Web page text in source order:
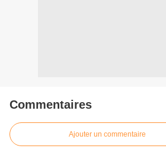
Commentaires
Ajouter un commentaire